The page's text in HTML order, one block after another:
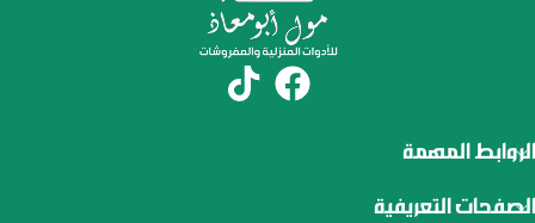
الروابط المهمة
الصفحات التعريفية